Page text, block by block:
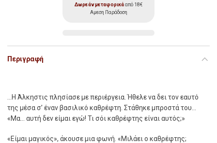
Δωρεάν μεταφορικάαπό 18€
Αμεση Παράδοση
Περιγραφή
…Η Άλκηστις πλησίασε με περιέργεια. Ήθελε να δει τον εαυτό
της μέσα σ’ έναν βασιλικό καθρέφτη. Στάθηκε μπροστά του…
«Μα… αυτή δεν είμαι εγώ! Τι σόι καθρέφτης είναι αυτός;»
«Είμαι μαγικός», άκουσε μια φωνή. «Μιλάει ο καθρέφτης;